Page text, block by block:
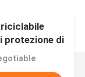
protezione di